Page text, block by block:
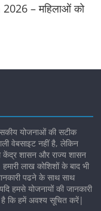
– महिलाओं को
योजनाओं की सटीक
वेबसाइट नहीं है, लेकिन
केंद्र शासन और राज्य शासन
लाख कोशिशों के बाद भी
पढने के साथ साथ
हमसे योजनायों की जानकारी
है कि हमें अवश्य सूचित करें|